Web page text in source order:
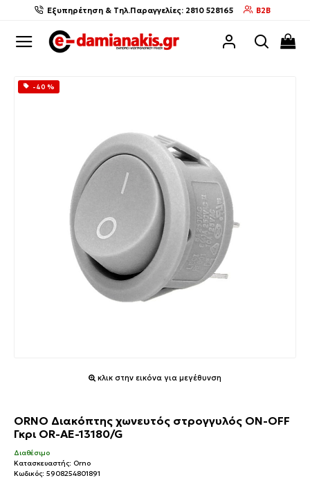
Εξυπηρέτηση & Τηλ.Παραγγελίες: 2810 528165 B2B
-40 %
κλικ στην εικόνα για μεγέθυνση
ORNO Διακόπτης χωνευτός στρογγυλός ON-OFF
Γκρι OR-AE-13180/G
Διαθέσιμο
Κατασκευαστής: Orno
Κωδικός: 5908254801891